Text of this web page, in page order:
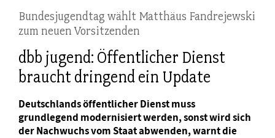
Bundesjugendtag wählt Matthäus Fandrejewski
zum neuen Vorsitzenden
dbb jugend: Öffentlicher Dienst
braucht dringend ein Update
Deutschlands öffentlicher Dienst muss
grundlegend modernisiert werden, sonst wird sich
der Nachwuchs vom Staat abwenden, warnt die